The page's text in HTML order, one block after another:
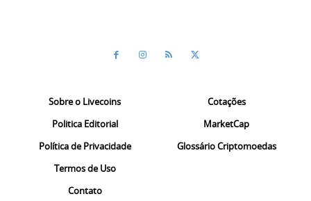
Sobre o Livecoins
Politica Editorial
Política de Privacidade
Termos de Uso
Contato
Cotações
MarketCap
Glossário Criptomoedas